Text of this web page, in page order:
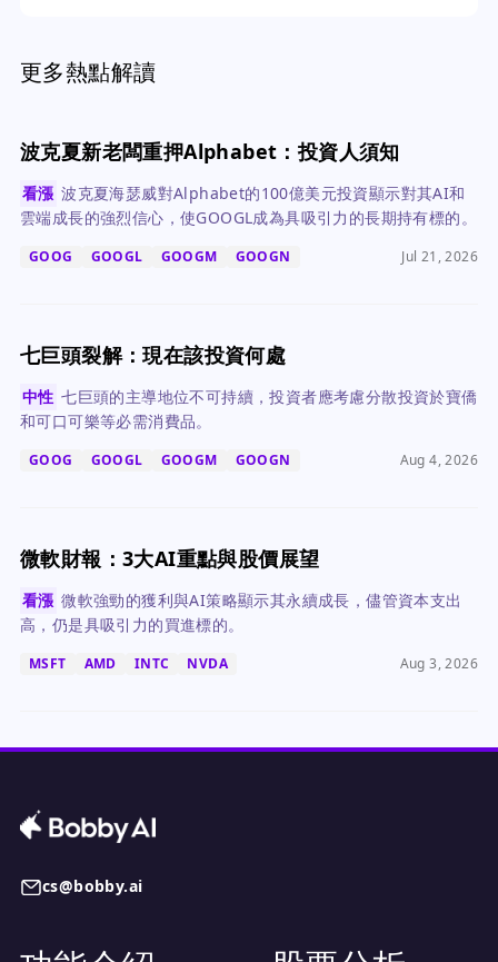
更多熱點解讀
波克夏新老闆重押Alphabet：投資人須知
看漲 波克夏海瑟威對Alphabet的100億美元投資顯示對其AI和
雲端成長的強烈信心，使GOOGL成為具吸引力的長期持有標的。
GOOG GOOGL GOOGM GOOGN Jul 21, 2026
七巨頭裂解：現在該投資何處
中性 七巨頭的主導地位不可持續，投資者應考慮分散投資於寶僑
和可口可樂等必需消費品。
GOOG GOOGL GOOGM GOOGN Aug 4, 2026
微軟財報：3大AI重點與股價展望
看漲 微軟強勁的獲利與AI策略顯示其永續成長，儘管資本支出
高，仍是具吸引力的買進標的。
MSFT AMD INTC NVDA Aug 3, 2026
cs@bobby.ai